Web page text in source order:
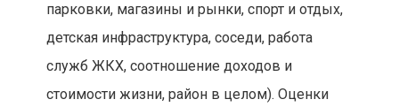
парковки, магазины и рынки, спорт и отдых,
детская инфраструктура, соседи, работа
служб ЖКХ, соотношение доходов и
стоимости жизни, район в целом). Оценки